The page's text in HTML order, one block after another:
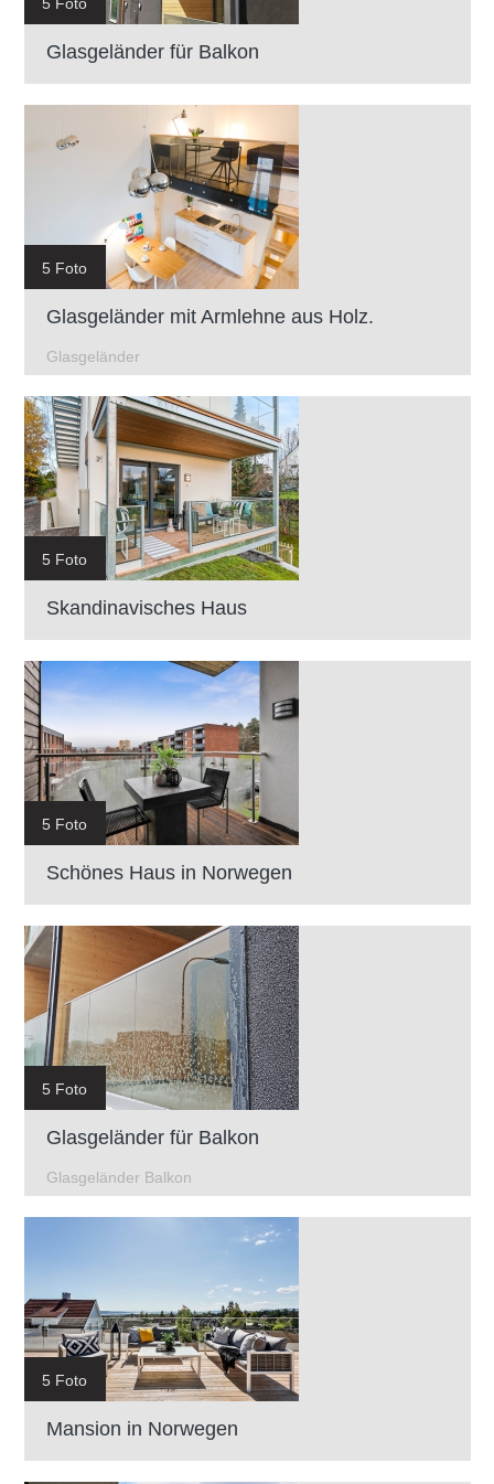
5 Foto
Glasgeländer für Balkon
5 Foto
Glasgeländer mit Armlehne aus Holz.
Glasgeländer
5 Foto
Skandinavisches Haus
5 Foto
Schönes Haus in Norwegen
5 Foto
Glasgeländer für Balkon
Glasgeländer Balkon
5 Foto
Mansion in Norwegen